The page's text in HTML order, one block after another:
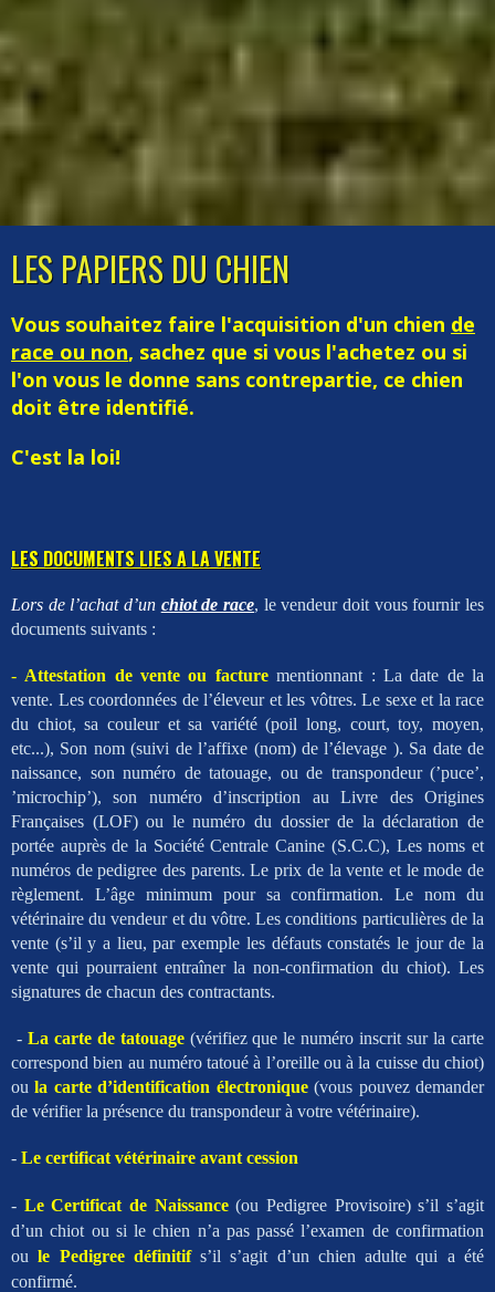
LES PAPIERS DU CHIEN
Vous souhaitez faire l'acquisition d'un chien de
race ou non, sachez que si vous l'achetez ou si
l'on vous le donne sans contrepartie, ce chien
doit être identifié.
C'est la loi!
LES DOCUMENTS LIES A LA VENTE
Lors de l’achat d’un chiot de race, le vendeur doit vous fournir les
documents suivants :
- Attestation de vente ou facture mentionnant : La date de la
vente. Les coordonnées de l’éleveur et les vôtres. Le sexe et la race
du chiot, sa couleur et sa variété (poil long, court, toy, moyen,
etc...), Son nom (suivi de l’affixe (nom) de l’élevage ). Sa date de
naissance, son numéro de tatouage, ou de transpondeur (’puce’,
’microchip’), son numéro d’inscription au Livre des Origines
Françaises (LOF) ou le numéro du dossier de la déclaration de
portée auprès de la Société Centrale Canine (S.C.C), Les noms et
numéros de pedigree des parents. Le prix de la vente et le mode de
règlement. L’âge minimum pour sa confirmation. Le nom du
vétérinaire du vendeur et du vôtre. Les conditions particulières de la
vente (s’il y a lieu, par exemple les défauts constatés le jour de la
vente qui pourraient entraîner la non-confirmation du chiot). Les
signatures de chacun des contractants.
- La carte de tatouage(vérifiez que le numéro inscrit sur la carte
correspond bien au numéro tatoué à l’oreille ou à la cuisse du chiot)
oula carte d’identification électronique (vous pouvez demander
de vérifier la présence du transpondeur à votre vétérinaire).
- Le certificat vétérinaire avant cession
- Le Certificat de Naissance (ou Pedigree Provisoire) s’il s’agit
d’un chiot ou si le chien n’a pas passé l’examen de confirmation
oule Pedigree définitif s’il s’agit d’un chien adulte qui a été
confirmé.